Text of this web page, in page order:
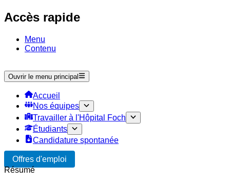
Accès rapide
Menu
Contenu
Ouvrir le menu principal
Accueil
Nos équipes
Travailler à l'Hôpital Foch
Étudiants
Candidature spontanée
Offres d'emploi
Résumé